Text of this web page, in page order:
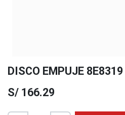
DISCO EMPUJE 8E8319
S/ 166.29